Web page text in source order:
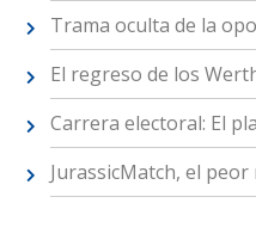
Trama oculta de la
El regreso de los
Carrera electoral: El
JurassicMatch, el